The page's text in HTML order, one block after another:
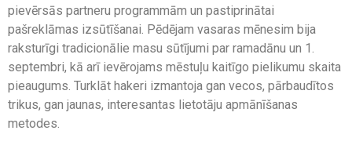
pievērsās partneru programmām un pastiprinātai
pašreklāmas izsūtīšanai. Pēdējam vasaras mēnesim bija
raksturīgi tradicionālie masu sūtījumi par ramadānu un 1.
septembri, kā arī ievērojams mēstuļu kaitīgo pielikumu skaita
pieaugums. Turklāt hakeri izmantoja gan vecos, pārbaudītos
trikus, gan jaunas, interesantas lietotāju apmānīšanas
metodes.